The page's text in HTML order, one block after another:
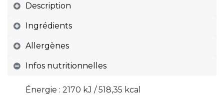
Description
Ingrédients
Allergènes
Infos nutritionnelles
Énergie : 2170 kJ / 518,35 kcal